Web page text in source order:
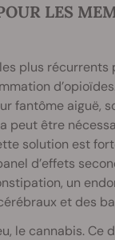
LES
plus récurrents
fantôme aiguë,
peut être
solution est
d’effets
un
et des
le cannabis. Ce